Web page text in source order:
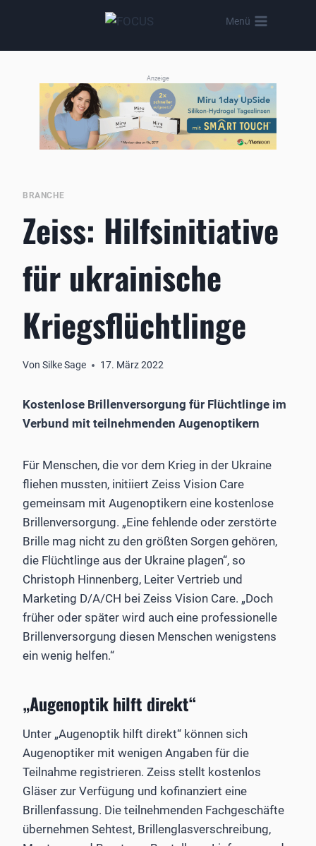
Menü
Anzeige
BRANCHE
Zeiss: Hilfsinitiative
für ukrainische
Kriegsflüchtlinge
Von Silke Sage 17. März 2022
Kostenlose Brillenversorgung für Flüchtlinge im
Verbund mit teilnehmenden Augenoptikern
Für Menschen, die vor dem Krieg in der Ukraine
fliehen mussten, initiiert Zeiss Vision Care
gemeinsam mit Augenoptikern eine kostenlose
Brillenversorgung. „Eine fehlende oder zerstörte
Brille mag nicht zu den größten Sorgen gehören,
die Flüchtlinge aus der Ukraine plagen“, so
Christoph Hinnenberg, Leiter Vertrieb und
Marketing D/A/CH bei Zeiss Vision Care. „Doch
früher oder später wird auch eine professionelle
Brillenversorgung diesen Menschen wenigstens
ein wenig helfen.“
„Augenoptik hilft direkt“
Unter „Augenoptik hilft direkt“ können sich
Augenoptiker mit wenigen Angaben für die
Teilnahme registrieren. Zeiss stellt kostenlos
Gläser zur Verfügung und kofinanziert eine
Brillenfassung. Die teilnehmenden Fachgeschäfte
übernehmen Sehtest, Brillenglasverschreibung,